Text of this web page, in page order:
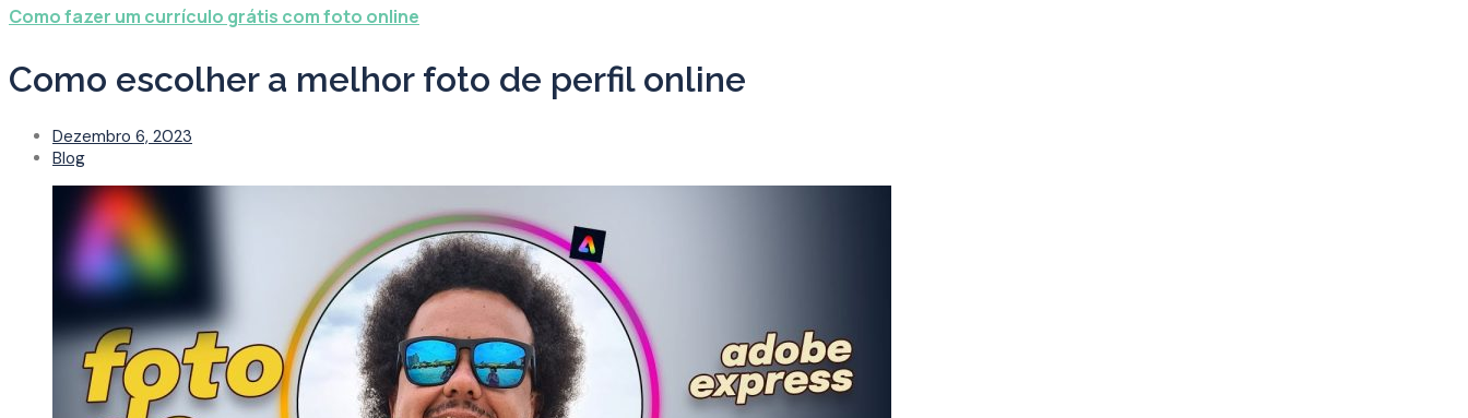
Como fazer um currículo grátis com foto online
Como escolher a melhor foto de perfil online
Dezembro 6, 2023
Blog